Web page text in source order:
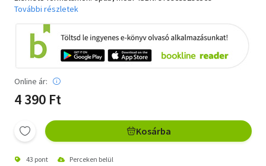
További részletek
Online ár:
4 390 Ft
Kosárba
43 pont Perceken belül